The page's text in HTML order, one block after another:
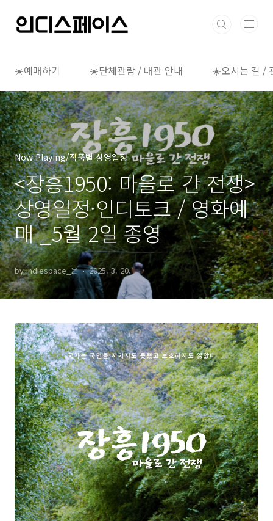
☀️예매하기 ☀️단체관람 / 대관 안내 ☀️오시는 길 /
Now Playing/작품별 상영일정
<장흥1950: 마을로 간 전쟁>
상영일정·인디토크 / 영화예
매 _5월 2일 종영
by indiespace_은 2025. 3. 20.